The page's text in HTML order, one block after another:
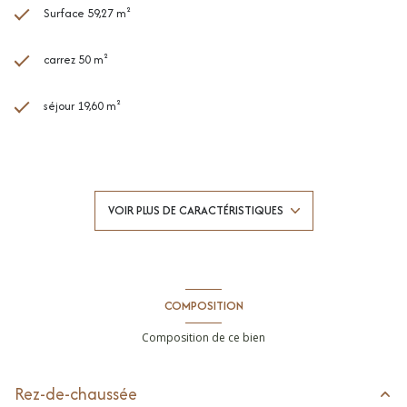
Surface 59,27 m²
carrez 50 m²
séjour 19,60 m²
Chauffage individuel : radiateur (electrique)
exposition Sud-Ouest
1 niveau(x)
VOIR PLUS DE CARACTÉRISTIQUES
COMPOSITION
Composition de ce bien
Rez-de-chaussée